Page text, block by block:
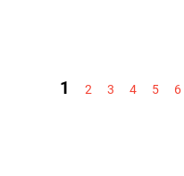
1 2 3 4 5 6